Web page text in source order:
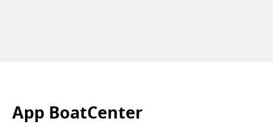
App BoatCenter